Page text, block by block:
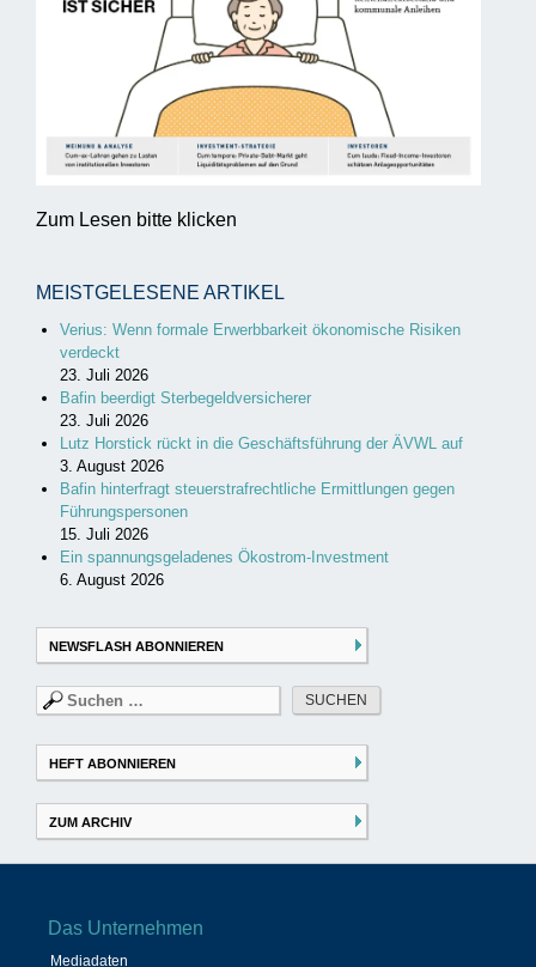
Zum Lesen bitte klicken
MEISTGELESENE ARTIKEL
Verius: Wenn formale Erwerbbarkeit ökonomische Risiken
verdeckt
23. Juli 2026
Bafin beerdigt Sterbegeldversicherer
23. Juli 2026
Lutz Horstick rückt in die Geschäftsführung der ÄVWL auf
3. August 2026
Bafin hinterfragt steuerstrafrechtliche Ermittlungen gegen
Führungspersonen
15. Juli 2026
Ein spannungsgeladenes Ökostrom-Investment
6. August 2026
NEWSFLASH ABONNIEREN
Suchen
nach:
HEFT ABONNIEREN
ZUM ARCHIV
Das Unternehmen
Mediadaten